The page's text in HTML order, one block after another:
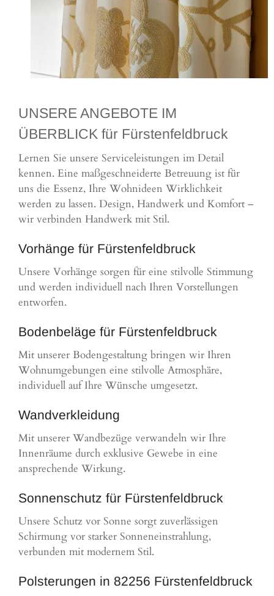
UNSERE ANGEBOTE IM
ÜBERBLICK für Fürstenfeldbruck
Lernen Sie unsere Serviceleistungen im Detail
kennen. Eine maßgeschneiderte Betreuung ist für
uns die Essenz, Ihre Wohnideen Wirklichkeit
werden zu lassen. Design, Handwerk und Komfort –
wir verbinden Handwerk mit Stil.
Vorhänge für Fürstenfeldbruck
Unsere Vorhänge sorgen für eine stilvolle Stimmung
und werden individuell nach Ihren Vorstellungen
entworfen.
Bodenbeläge für Fürstenfeldbruck
Mit unserer Bodengestaltung bringen wir Ihren
Wohnumgebungen eine stilvolle Atmosphäre,
individuell auf Ihre Wünsche umgesetzt.
Wandverkleidung
Mit unserer Wandbezüge verwandeln wir Ihre
Innenräume durch exklusive Gewebe in eine
ansprechende Wirkung.
Sonnenschutz für Fürstenfeldbruck
Unsere Schutz vor Sonne sorgt zuverlässigen
Schirmung vor starker Sonneneinstrahlung,
verbunden mit modernem Stil.
Polsterungen in 82256 Fürstenfeldbruck